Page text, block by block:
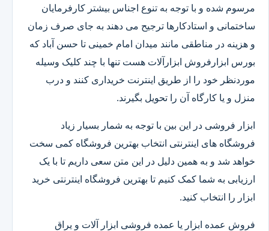
مرسوم شده و با توجه به تنوع اجناس بیشتر کارفرمایان
ساختمانی و استادکارها ترجیح می دهند به جای صرف زمان
و هزینه در مناطقی مانند میدان امام خمینی تا حسن آباد که
بورس ابزارفروش ابزارآلات هست تنها با چند کلیک وسیله
موردنظر خود را از طریق اینترنت خریداری کنند و درب
منزل و یا کارگاه آن را تحویل بگیرند.
ابزار فروشی در این بین با توجه به شمار بسیار زیاد
فروشگاه های اینترنتی انتخاب بهترین فروشگاه کمی سخت
خواهد شد و به همین دلیل در این متن سعی داریم تا با یک
ارزیابی به شما کمک کنیم تا بهترین فروشگاه اینترنتی خرید
ابزار را انتخاب کنید.
فروش عمده ابزار یا عمده فروشی ابزار آلات و یراق